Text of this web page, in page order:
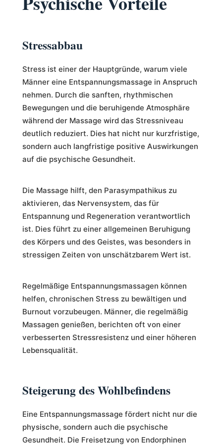
Stressabbau
Stress ist einer der Hauptgründe, warum viele
Männer eine Entspannungsmassage in Anspruch
nehmen. Durch die sanften, rhythmischen
Bewegungen und die beruhigende Atmosphäre
während der Massage wird das Stressniveau
deutlich reduziert. Dies hat nicht nur kurzfristige,
sondern auch langfristige positive Auswirkungen
auf die psychische Gesundheit.
Die Massage hilft, den Parasympathikus zu
aktivieren, das Nervensystem, das für
Entspannung und Regeneration verantwortlich
ist. Dies führt zu einer allgemeinen Beruhigung
des Körpers und des Geistes, was besonders in
stressigen Zeiten von unschätzbarem Wert ist.
Regelmäßige Entspannungsmassagen können
helfen, chronischen Stress zu bewältigen und
Burnout vorzubeugen. Männer, die regelmäßig
Massagen genießen, berichten oft von einer
verbesserten Stressresistenz und einer höheren
Lebensqualität.
Steigerung des Wohlbefindens
Eine Entspannungsmassage fördert nicht nur die
physische, sondern auch die psychische
Gesundheit. Die Freisetzung von Endorphinen